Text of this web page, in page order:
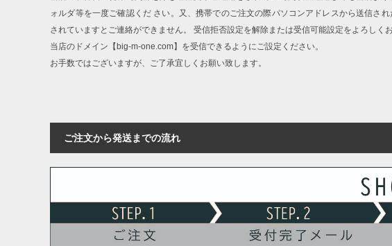
ォルダ等を一度ご確認くだ さい。又、携帯でのご注文の際パソコンアドレスから送信さ
されていますとご連絡ができません。 受信拒否設定を解除または受信可能設定をよろしく
当店のドメイン【big-m-one.com】を受信できるようにご設定ください。
お手数ではございますが、ご了承宜しくお願い致します。
ご注文から発送までの流れ